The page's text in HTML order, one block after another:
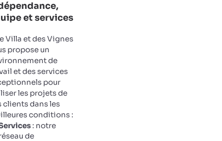
et services
Villa et des Vignes
propose un
de
et des services
pour
les projets de
clients dans les
conditions :
: notre
de